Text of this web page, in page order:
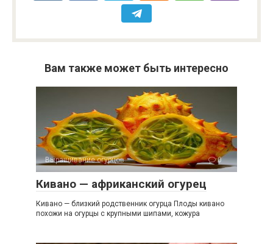
Вам также может быть интересно
Выращивание огурцов 0
Кивано — африканский огурец
Кивано — близкий родственник огурца Плоды кивано
похожи на огурцы с крупными шипами, кожура